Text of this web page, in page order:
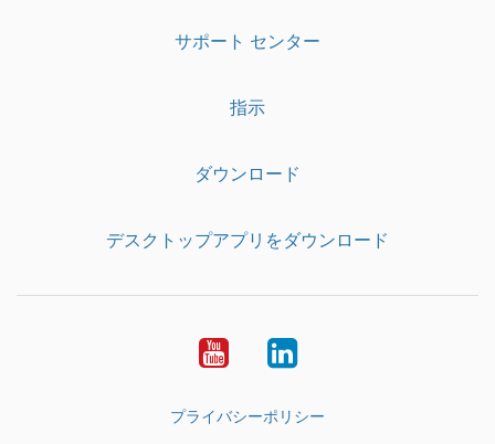
サポート センター
指示
ダウンロード
デスクトップアプリをダウンロード
YouTubeLinkedIn
プライバシーポリシー